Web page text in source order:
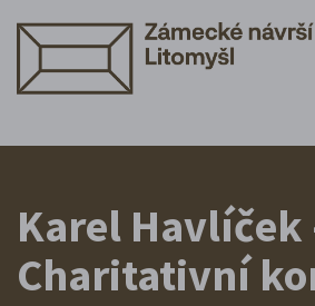
Karel Havlíček
Charitativní